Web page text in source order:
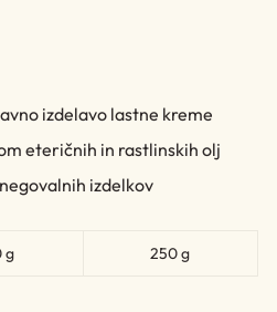
izdelavo lastne kreme
eteričnih in rastlinskih olj
izdelkov
g 250 g